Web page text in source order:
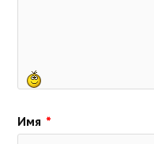
Имя *